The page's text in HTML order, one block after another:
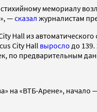
мемориалу
—сказал журналистам
Hall из
City Hall выросло до
по предварительным
«ВТБ-Арене», начало